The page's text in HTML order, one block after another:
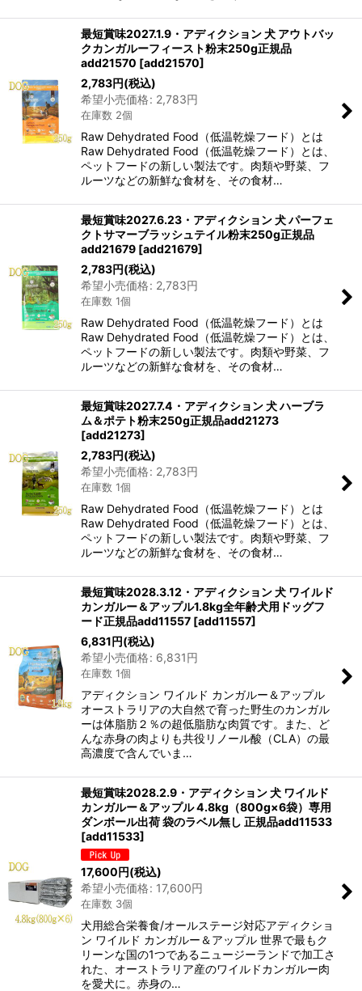
最短賞味2027.1.9・アディクション 犬 アウトバッ
クカンガルーフィースト粉末250g正規品
add21570 [add21570]
2,783円(税込)
希望小売価格: 2,783円
在庫数 2個
Raw Dehydrated Food（低温乾燥フード）とは
Raw Dehydrated Food（低温乾燥フード）とは、
ペットフードの新しい製法です。肉類や野菜、フ
ルーツなどの新鮮な食材を、その食材…
最短賞味2027.6.23・アディクション 犬 パーフェ
クトサマーブラッシュテイル粉末250g正規品
add21679 [add21679]
2,783円(税込)
希望小売価格: 2,783円
在庫数 1個
Raw Dehydrated Food（低温乾燥フード）とは
Raw Dehydrated Food（低温乾燥フード）とは、
ペットフードの新しい製法です。肉類や野菜、フ
ルーツなどの新鮮な食材を、その食材…
最短賞味2027.7.4・アディクション 犬 ハーブラ
ム＆ポテト粉末250g正規品add21273
[add21273]
2,783円(税込)
希望小売価格: 2,783円
在庫数 1個
Raw Dehydrated Food（低温乾燥フード）とは
Raw Dehydrated Food（低温乾燥フード）とは、
ペットフードの新しい製法です。肉類や野菜、フ
ルーツなどの新鮮な食材を、その食材…
最短賞味2028.3.12・アディクション 犬 ワイルド
カンガルー＆アップル1.8kg全年齢犬用ドッグフ
ード正規品add11557 [add11557]
6,831円(税込)
希望小売価格: 6,831円
在庫数 1個
アディクション ワイルド カンガルー＆アップル
オーストラリアの大自然で育った野生のカンガル
ーは体脂肪２％の超低脂肪な肉質です。また、ど
んな赤身の肉よりも共役リノール酸（CLA）の最
高濃度で含んでいま…
最短賞味2028.2.9・アディクション 犬 ワイルド
カンガルー＆アップル 4.8kg（800g×6袋）専用
ダンボール出荷 袋のラベル無し 正規品add11533
[add11533]
17,600円(税込)
希望小売価格: 17,600円
在庫数 3個
犬用総合栄養食/オールステージ対応アディクショ
ン ワイルド カンガルー＆アップル 世界で最もク
リーンな国の1つであるニュージーランドで加工さ
れた、オーストラリア産のワイルドカンガルー肉
を愛犬に。赤身の…